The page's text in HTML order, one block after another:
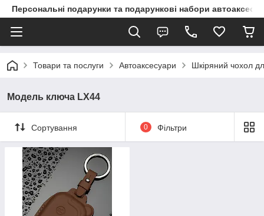
Персональні подарунки та подарункові набори
Товари та послуги Автоаксесуари Шкіряний чохол
Модель ключа LX44
Сортування 0 Фільтри